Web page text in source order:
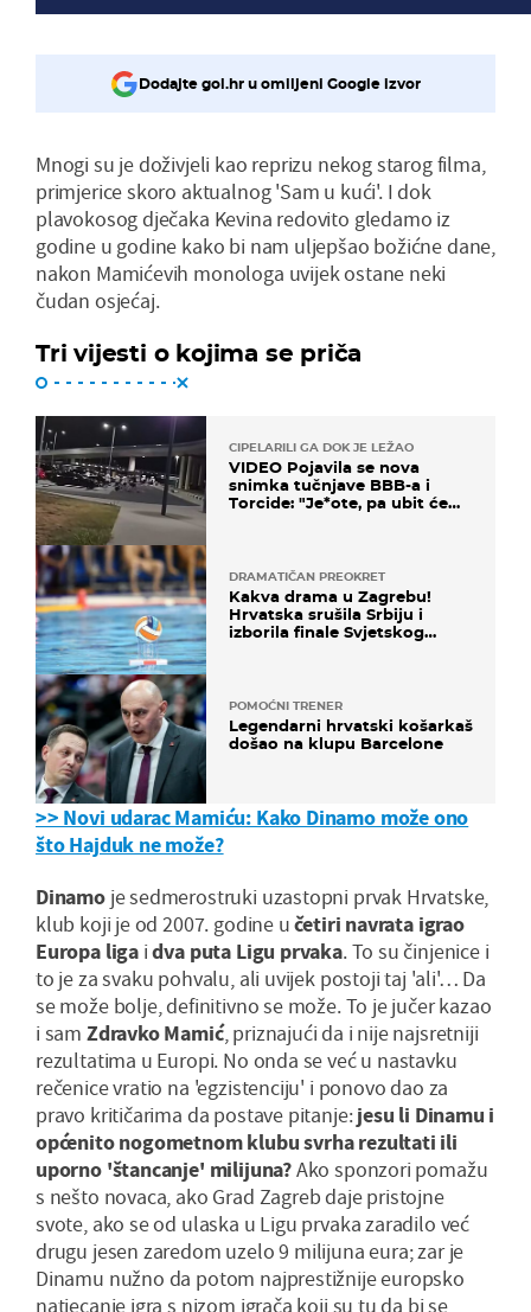
Dodajte gol.hr u omiljeni Google izvor
Mnogi su je doživjeli kao reprizu nekog starog filma,
primjerice skoro aktualnog 'Sam u kući'. I dok
plavokosog dječaka Kevina redovito gledamo iz
godine u godine kako bi nam uljepšao božićne dane,
nakon Mamićevih monologa uvijek ostane neki
čudan osjećaj.
Tri vijesti o kojima se priča
CIPELARILI GA DOK JE LEŽAO
VIDEO Pojavila se nova
snimka tučnjave BBB-a i
Torcide: "Je*ote, pa ubit će
DRAMATIČAN PREOKRET
Kakva drama u Zagrebu!
Hrvatska srušila Srbiju i
izborila finale Svjetskog
POMOĆNI TRENER
Legendarni hrvatski košarkaš
došao na klupu Barcelone
>> Novi udarac Mamiću: Kako Dinamo može ono
što Hajduk ne može?
Dinamo je sedmerostruki uzastopni prvak Hrvatske,
klub koji je od 2007. godine učetiri navrata igrao
Europa liga idva puta Ligu prvaka. To su činjenice i
to je za svaku pohvalu, ali uvijek postoji taj 'ali'… Da
se može bolje, definitivno se može. To je jučer kazao
i sam Zdravko Mamić, priznajući da i nije najsretniji
rezultatima u Europi. No onda se već u nastavku
rečenice vratio na 'egzistenciju' i ponovo dao za
pravo kritičarima da postave pitanje:jesu li Dinamu i
općenito nogometnom klubu svrha rezultati ili
uporno 'štancanje' milijuna?Ako sponzori pomažu
s nešto novaca, ako Grad Zagreb daje pristojne
svote, ako se od ulaska u Ligu prvaka zaradilo već
drugu jesen zaredom uzelo 9 milijuna eura; zar je
Dinamu nužno da potom najprestižnije europsko
natjecanje igra s nizom igrača koji su tu da bi se